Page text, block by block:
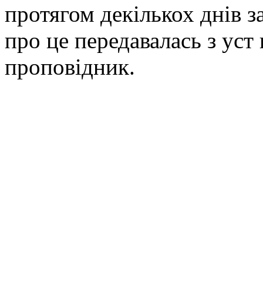
протягом декількох днів
про це передавалась з
проповідник.